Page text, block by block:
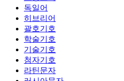
독일어
히브리어
괄호기호
학술기호
기술기호
첨자기호
라틴문자